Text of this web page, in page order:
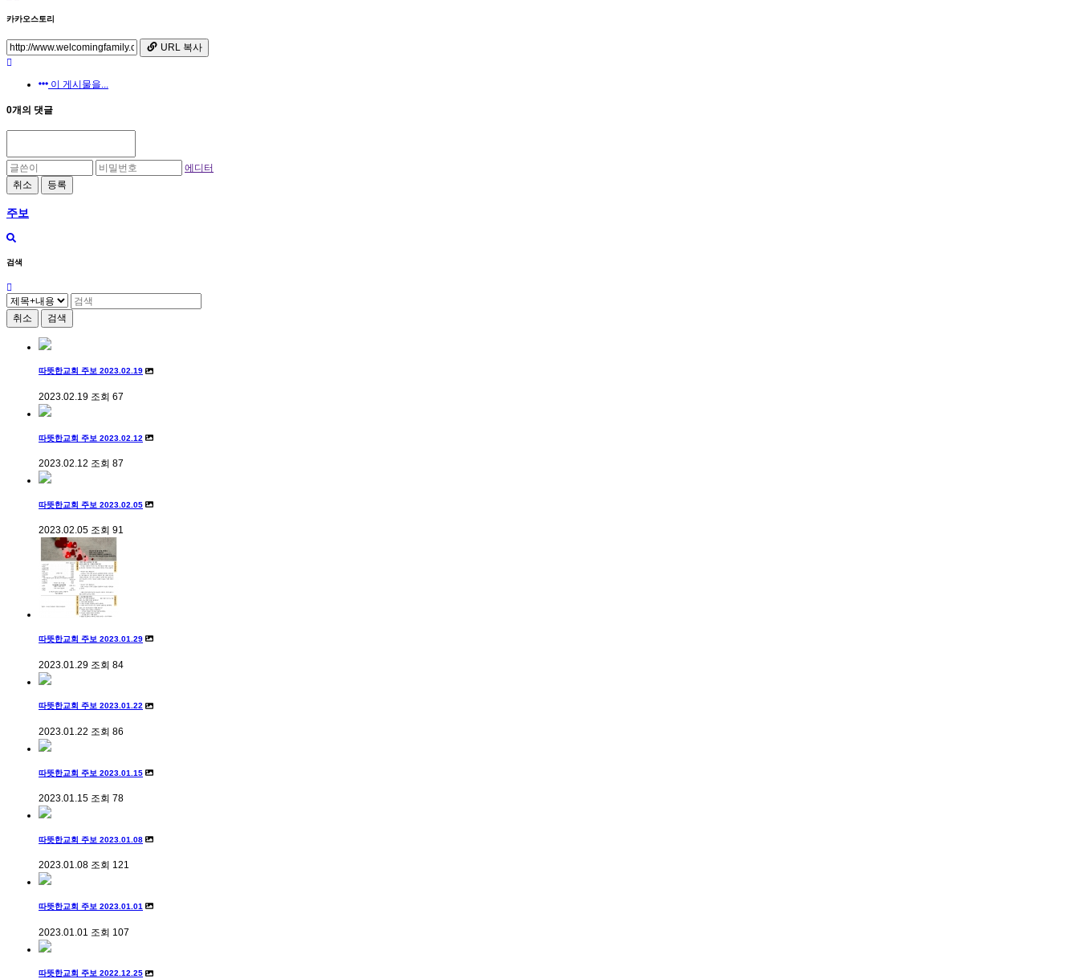
카카오스토리
URL 복사
이 게시물을...
0개의 댓글
에디터
취소
등록
주보
검색
취소 검색
따뜻한교회 주보 2023.02.19
2023.02.19 조회 67
따뜻한교회 주보 2023.02.12
2023.02.12 조회 87
따뜻한교회 주보 2023.02.05
2023.02.05 조회 91
따뜻한교회 주보 2023.01.29
2023.01.29 조회 84
따뜻한교회 주보 2023.01.22
2023.01.22 조회 86
따뜻한교회 주보 2023.01.15
2023.01.15 조회 78
따뜻한교회 주보 2023.01.08
2023.01.08 조회 121
따뜻한교회 주보 2023.01.01
2023.01.01 조회 107
따뜻한교회 주보 2022.12.25